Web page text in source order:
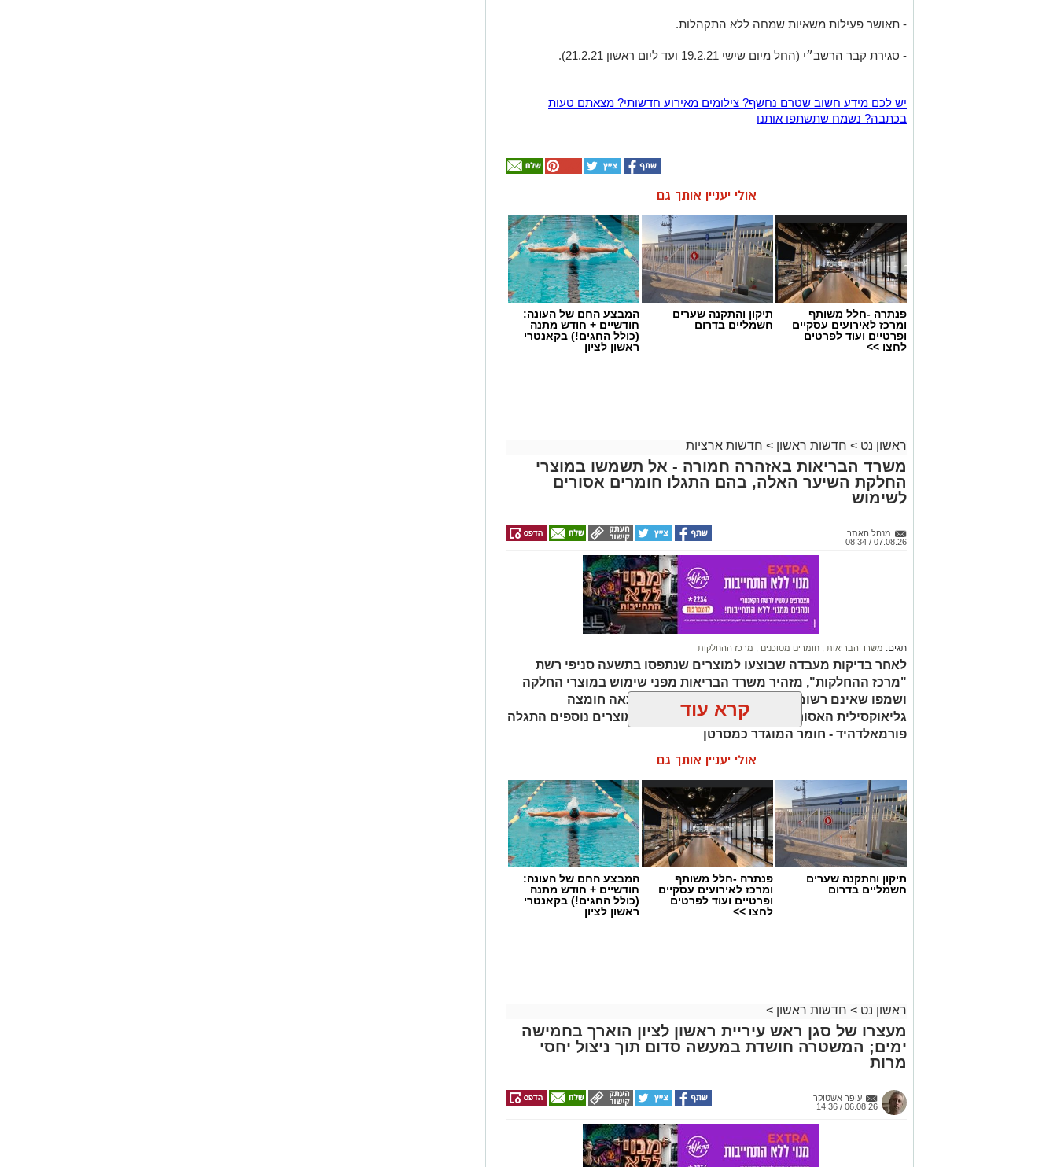
- תאושר פעילות משאיות שמחה ללא התקהלות.
- סגירת קבר הרשב״י (החל מיום שישי 19.2.21 ועד ליום ראשון 21.2.21).
יש לכם מידע חשוב שטרם נחשף? צילומים מאירוע חדשותי? מצאתם טעות
בכתבה? נשמח שתשתפו אותנו
אולי יעניין אותך גם
פנתרה -חלל משותף
ומרכז לאירועים עסקיים
ופרטיים ועוד לפרטים
לחצו >>
תיקון והתקנה שערים
חשמליים בדרום
המבצע החם של העונה:
חודשיים + חודש מתנה
(כולל החגים!) בקאנטרי
ראשון לציון
ראשון נט > חדשות ראשון > חדשות ארציות
משרד הבריאות באזהרה חמורה - אל תשמשו במוצרי
החלקת השיער האלה, בהם התגלו חומרים אסורים
לשימוש
מנהל האתר
07.08.26 / 08:34
תגים: משרד הבריאות חומרים מסוכנים מרכז ההחלקות
לאחר בדיקות מעבדה שבוצעו למוצרים שנתפסו בתשעה סניפי רשת
"מרכז ההחלקות", מזהיר משרד הבריאות מפני שימוש במוצרי החלקה
ושמפו שאינם רשומים כחוק. בחלק מהמוצרים נמצאה חומצה
גליאוקסילית האסורה לשימוש בהחלקות שיער, ובמוצרים נוספים התגלה
פורמאלדהיד - חומר המוגדר כמסרטן
צילומים: משרד הבריאות
משרד הבריאות פרסם אזהרה לציבור מפני שימוש במוצרי שיער נוספים שנתפסו
במסגרת מבצע פיקוח שנערך בתשעה סניפי רשת "מרכז ההחלקות".
האזהרה מתפרסמת לאחר שבדיקות מעבדה הושלמו לכלל המוצרים שנאספו
במהלך המבצע, ובהמשך להודעת משרד הבריאות שפורסמה בחודש יולי.
קרא עוד
אולי יעניין אותך גם
תיקון והתקנה שערים
חשמליים בדרום
פנתרה -חלל משותף
ומרכז לאירועים עסקיים
ופרטיים ועוד לפרטים
לחצו >>
המבצע החם של העונה:
חודשיים + חודש מתנה
(כולל החגים!) בקאנטרי
ראשון לציון
ראשון נט > חדשות ראשון >
מעצרו של סגן ראש עיריית ראשון לציון הוארך בחמישה
ימים; המשטרה חושדת במעשה סדום תוך ניצול יחסי
מרות
עופר אשטוקר
06.08.26 / 14:36